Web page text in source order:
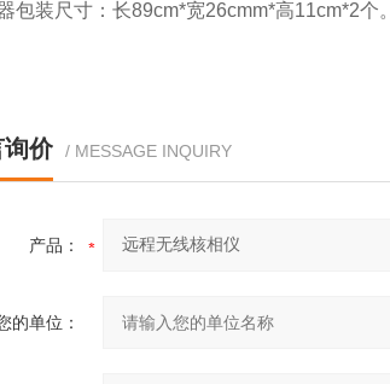
装尺寸：长89cm*宽26cmm*高11cm*2个。
询价 / MESSAGE INQUIRY
产品：
的单位：